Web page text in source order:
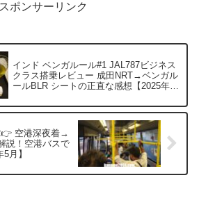
スポンサーリンク
インド ベンガルール#1 JAL787ビジネス
クラス搭乗レビュー 成田NRT→ベンガル
ールBLR シートの正直な感想【2025年5
空港深夜着→
説！空港バスで
月】